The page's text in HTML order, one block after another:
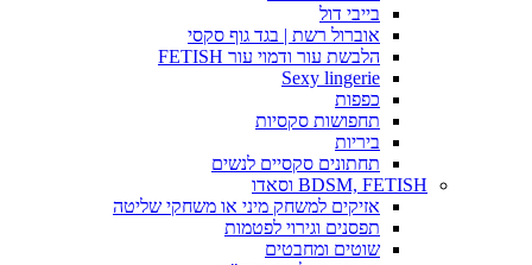
בייבי דול
אוברול רשת | בגד גוף סקסי
הלבשת עור ודמוי עור FETISH
Sexy lingerie
כפפות
תחפושות סקסיות
ביריות
תחתונים סקסיים לנשים
BDSM, FETISH וסאדו
אזיקים למשחק מיני או משחקי שליטה
תפסנים וגירוי לפטמות
שוטים ומחבטים